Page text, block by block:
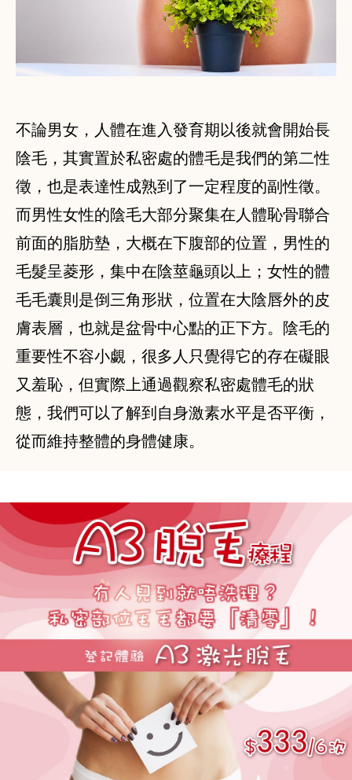
不論男女，人體在進入發育期以後就會開始長
陰毛，其實置於私密處的體毛是我們的第二性
徵，也是表達性成熟到了一定程度的副性徵。
而男性女性的陰毛大部分聚集在人體恥骨聯合
前面的脂肪墊，大概在下腹部的位置，男性的
毛髮呈菱形，集中在陰莖龜頭以上；女性的體
毛毛囊則是倒三角形狀，位置在大陰唇外的皮
膚表層，也就是盆骨中心點的正下方。陰毛的
重要性不容小覷，很多人只覺得它的存在礙眼
又羞恥，但實際上通過觀察私密處體毛的狀
態，我們可以了解到自身激素水平是否平衡，
從而維持整體的身體健康。